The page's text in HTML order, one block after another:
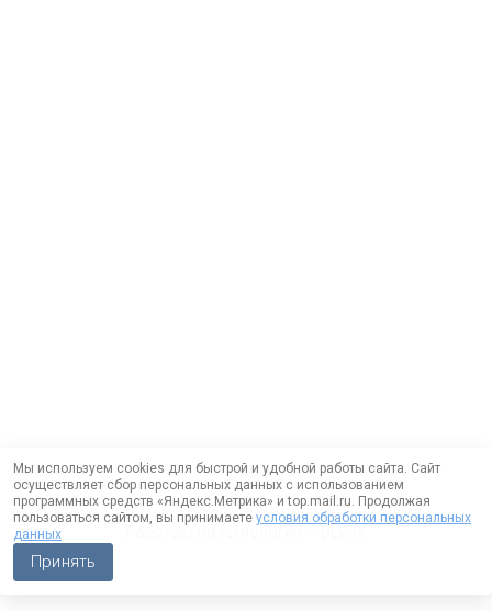
Мы используем cookies для быстрой и удобной работы сайта. Сайт
осуществляет сбор персональных данных с использованием
программных средств «Яндекс.Метрика» и top.mail.ru. Продолжая
пользоваться сайтом, вы принимаете условия обработки персональных
данных
Принять